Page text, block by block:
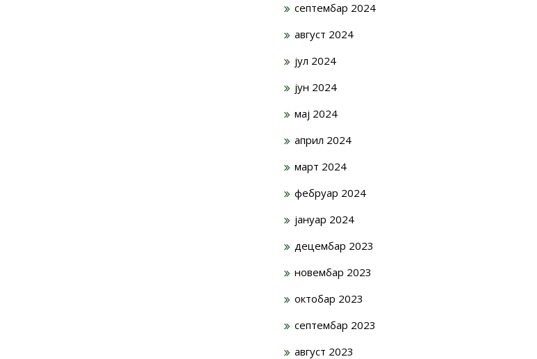
септембар 2024
август 2024
јул 2024
јун 2024
мај 2024
април 2024
март 2024
фебруар 2024
јануар 2024
децембар 2023
новембар 2023
октобар 2023
септембар 2023
август 2023